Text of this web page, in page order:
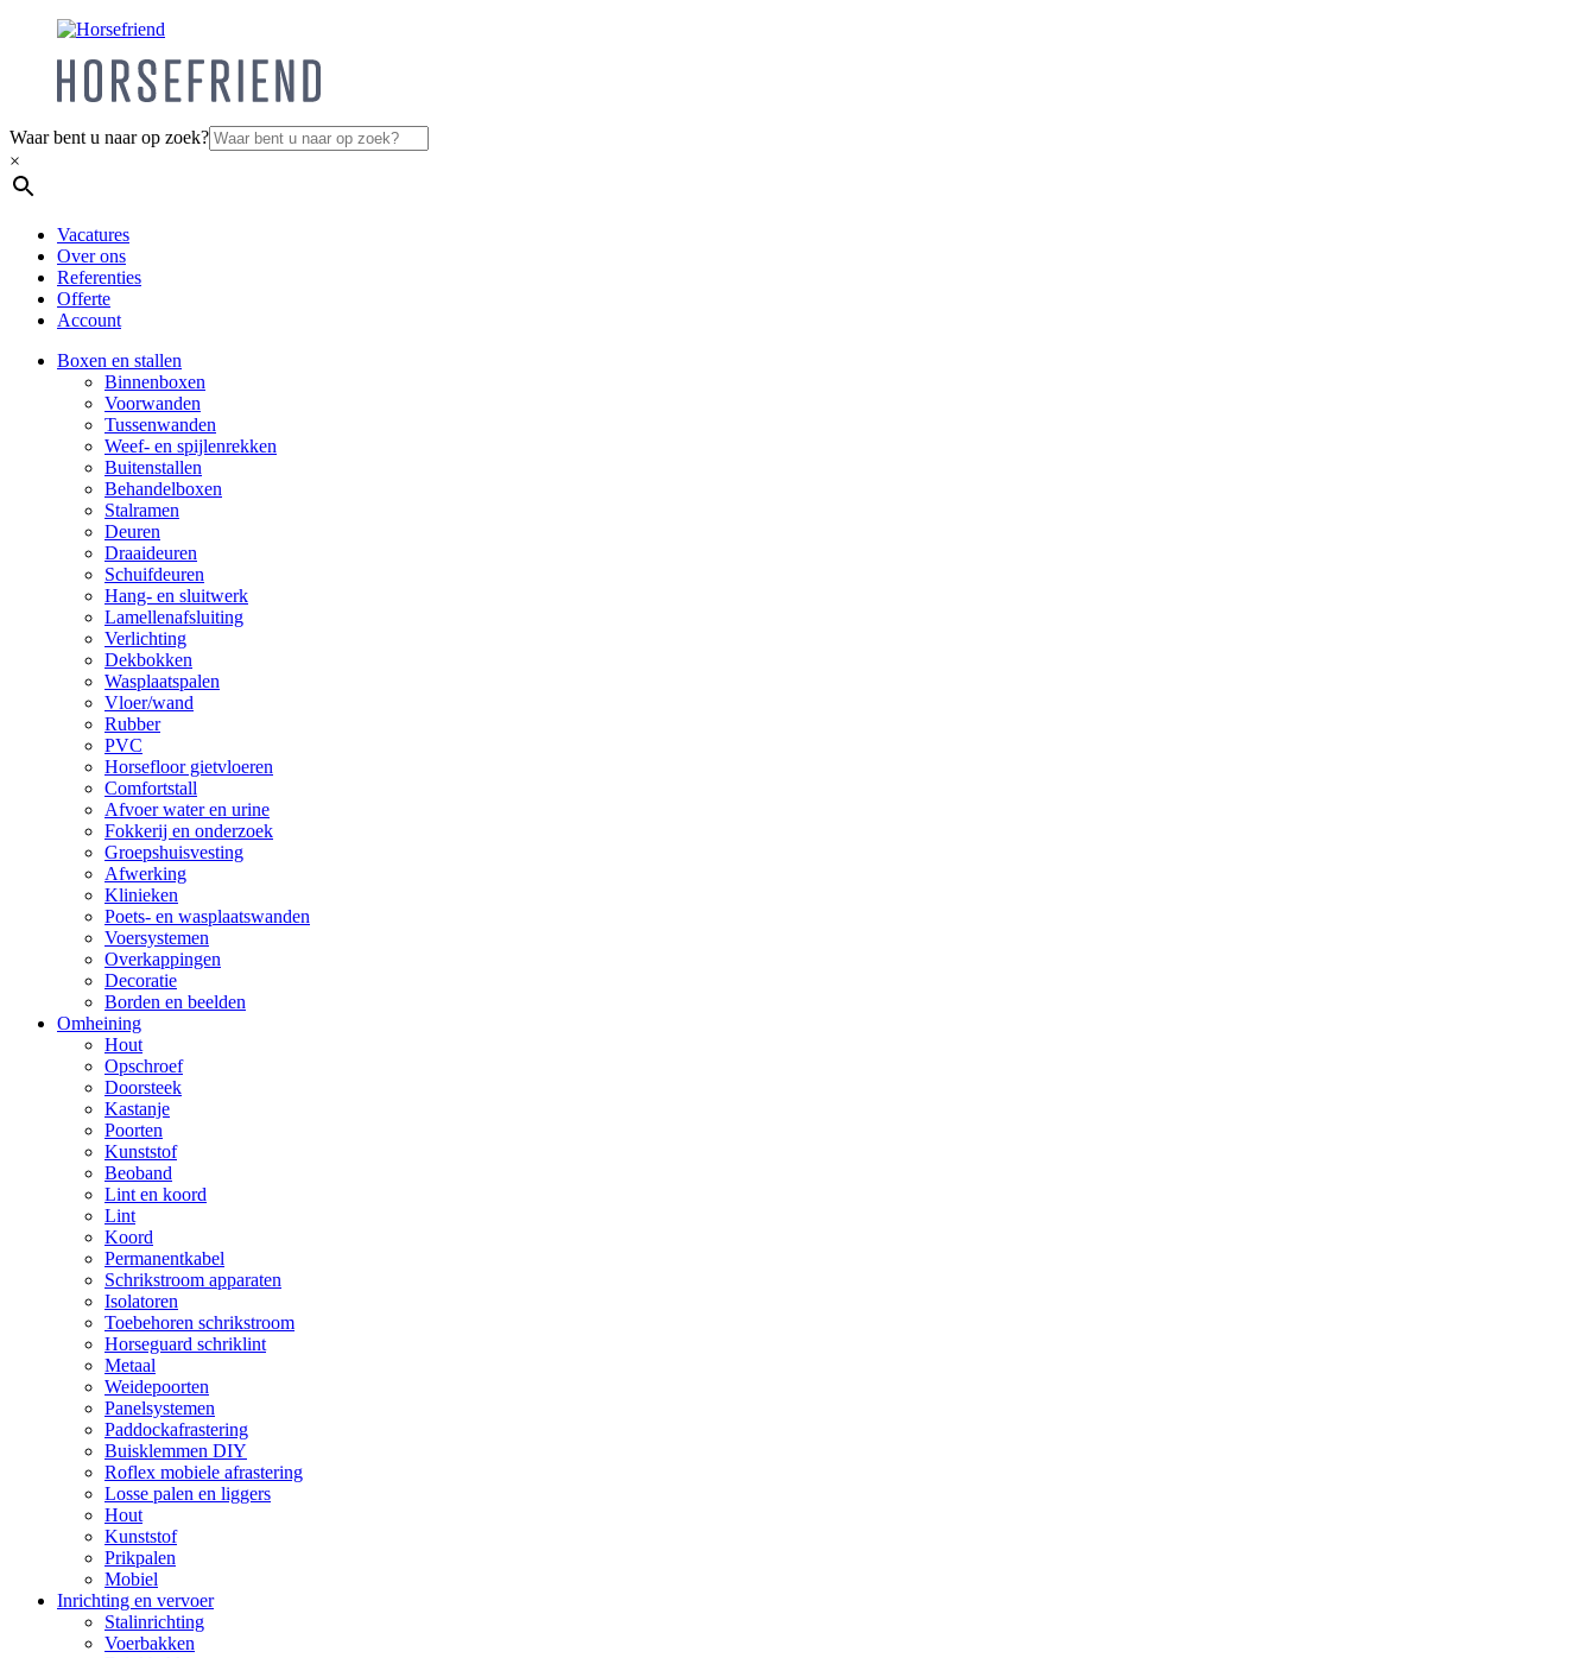
Waar bent u naar op zoek?
×
Vacatures
Over ons
Referenties
Offerte
Account
Boxen en stallen
Binnenboxen
Voorwanden
Tussenwanden
Weef- en spijlenrekken
Buitenstallen
Behandelboxen
Stalramen
Deuren
Draaideuren
Schuifdeuren
Hang- en sluitwerk
Lamellenafsluiting
Verlichting
Dekbokken
Wasplaatspalen
Vloer/wand
Rubber
PVC
Horsefloor gietvloeren
Comfortstall
Afvoer water en urine
Fokkerij en onderzoek
Groepshuisvesting
Afwerking
Klinieken
Poets- en wasplaatswanden
Voersystemen
Overkappingen
Decoratie
Borden en beelden
Omheining
Hout
Opschroef
Doorsteek
Kastanje
Poorten
Kunststof
Beoband
Lint en koord
Lint
Koord
Permanentkabel
Schrikstroom apparaten
Isolatoren
Toebehoren schrikstroom
Horseguard schriklint
Metaal
Weidepoorten
Panelsystemen
Paddockafrastering
Buisklemmen DIY
Roflex mobiele afrastering
Losse palen en liggers
Hout
Kunststof
Prikpalen
Mobiel
Inrichting en vervoer
Stalinrichting
Voerbakken